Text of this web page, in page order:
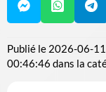
Publié le 2026-06-
00:46:46 dans la